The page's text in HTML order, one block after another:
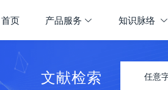
首页 产品服务 知识脉络
文献检索 任意